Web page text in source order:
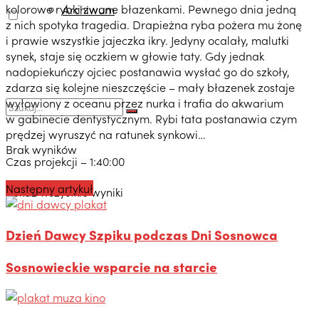
Archiwum
Brak wyników
Pokaż wszystkie wyniki
kolorowe rybki zwane błazenkami. Pewnego dnia jedną
z nich spotyka tragedia. Drapieżna ryba pożera mu żonę
i prawie wszystkie jajeczka ikry. Jedyny ocalały, malutki
synek, staje się oczkiem w głowie taty. Gdy jednak
nadopiekuńczy ojciec postanawia wysłać go do szkoły,
zdarza się kolejne nieszczęście – mały błazenek zostaje
wyłowiony z oceanu przez nurka i trafia do akwarium
w gabinecie dentystycznym. Rybi tata postanawia czym
prędzej wyruszyć na ratunek synkowi…
Czas projekcji – 1:40:00
Następny artykuł
Dzień Dawcy Szpiku podczas Dni Sosnowca
Sosnowieckie wsparcie na starcie